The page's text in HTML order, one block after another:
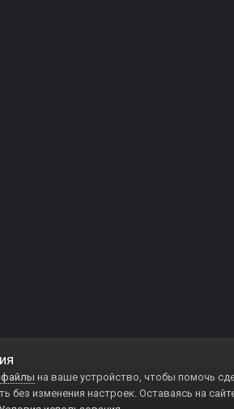
на ваше устройство, чтобы помочь
без изменения настроек. Оставаясь на